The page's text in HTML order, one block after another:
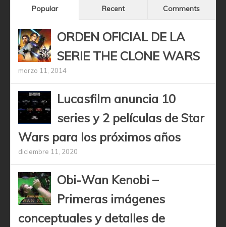
Popular Recent Comments
ORDEN OFICIAL DE LA
SERIE THE CLONE WARS
marzo 11, 2014
Lucasfilm anuncia 10
series y 2 películas de Star
Wars para los próximos años
diciembre 11, 2020
Obi-Wan Kenobi –
Primeras imágenes
conceptuales y detalles de